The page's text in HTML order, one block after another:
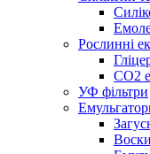
Рослинні
СО2
УФ фільтри
Воски